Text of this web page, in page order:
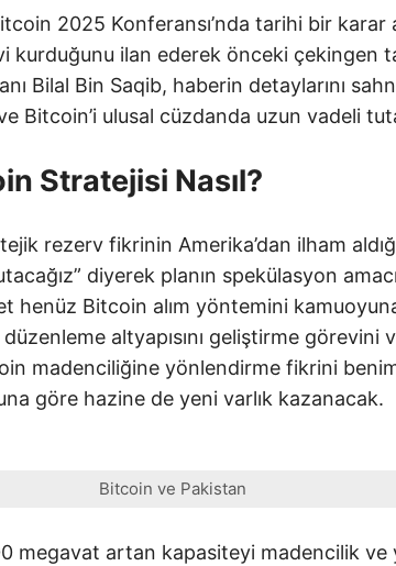
2025 Konferansı’nda tarihi bir karar
ilan ederek önceki çekingen
Bilal Bin Saqib, haberin detaylarını
Bitcoin’i ulusal cüzdanda uzun vadeli
Stratejisi Nasıl?
rezerv fikrinin Amerika’dan ilham
diyerek planın spekülasyon amacı
henüz Bitcoin alım yöntemini kamuoyuna
altyapısını geliştirme görevini
madenciliğine yönlendirme fikrini
göre hazine de yeni varlık kazanacak.
Bitcoin ve Pakistan
megavat artan kapasiteyi madencilik ve